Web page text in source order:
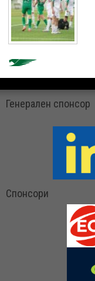
Генерален спонсор
Спонсори